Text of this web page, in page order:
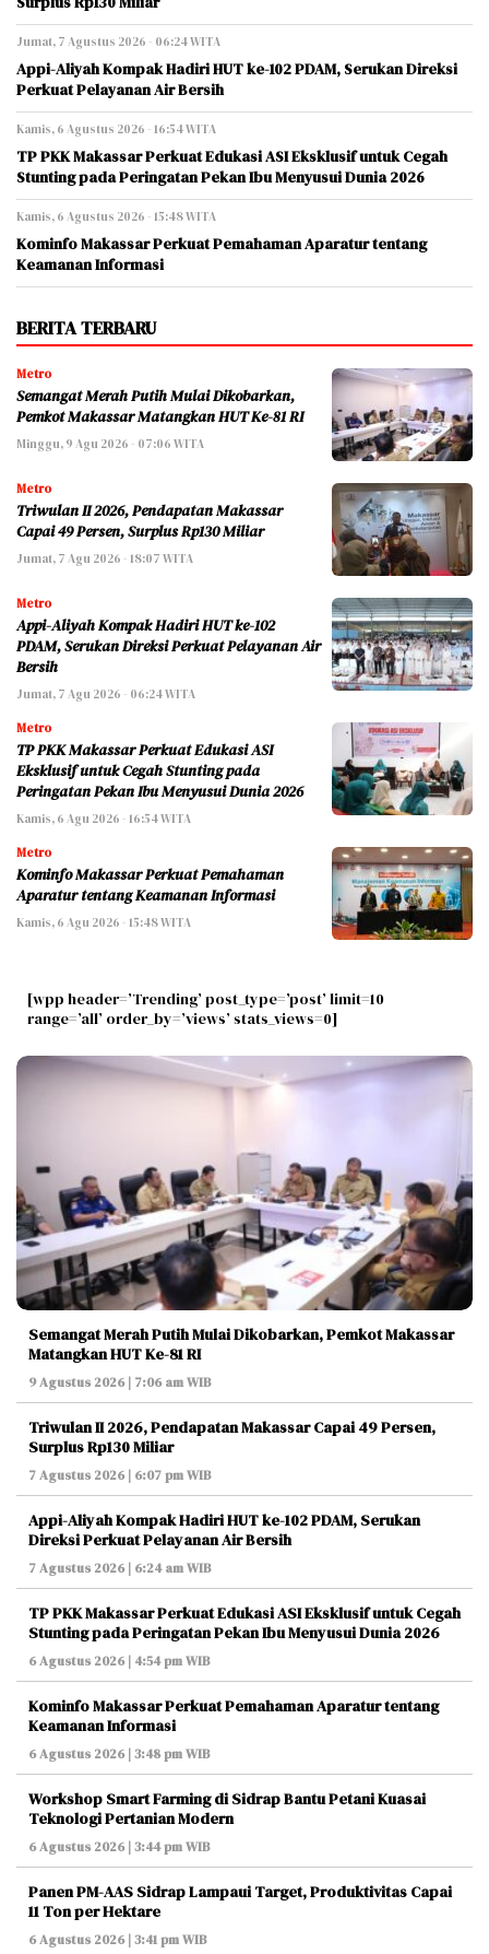
Jumat, 7 Agustus 2026 - 06:24 WITA
Appi-Aliyah Kompak Hadiri HUT ke-102 PDAM, Serukan Direksi
Perkuat Pelayanan Air Bersih
Kamis, 6 Agustus 2026 - 16:54 WITA
TP PKK Makassar Perkuat Edukasi ASI Eksklusif untuk Cegah
Stunting pada Peringatan Pekan Ibu Menyusui Dunia 2026
Kamis, 6 Agustus 2026 - 15:48 WITA
Kominfo Makassar Perkuat Pemahaman Aparatur tentang
Keamanan Informasi
BERITA TERBARU
Metro
Semangat Merah Putih Mulai Dikobarkan,
Pemkot Makassar Matangkan HUT Ke-81 RI
Minggu, 9 Agu 2026 - 07:06 WITA
Metro
Triwulan II 2026, Pendapatan Makassar
Capai 49 Persen, Surplus Rp130 Miliar
Jumat, 7 Agu 2026 - 18:07 WITA
Metro
Appi-Aliyah Kompak Hadiri HUT ke-102
PDAM, Serukan Direksi Perkuat Pelayanan Air
Bersih
Jumat, 7 Agu 2026 - 06:24 WITA
Metro
TP PKK Makassar Perkuat Edukasi ASI
Eksklusif untuk Cegah Stunting pada
Peringatan Pekan Ibu Menyusui Dunia 2026
Kamis, 6 Agu 2026 - 16:54 WITA
Metro
Kominfo Makassar Perkuat Pemahaman
Aparatur tentang Keamanan Informasi
Kamis, 6 Agu 2026 - 15:48 WITA
[wpp header=’Trending’ post_type=’post’ limit=10
range=’all’ order_by=’views’ stats_views=0]
Semangat Merah Putih Mulai Dikobarkan, Pemkot Makassar
Matangkan HUT Ke-81 RI
9 Agustus 2026 | 7:06 am WIB
Triwulan II 2026, Pendapatan Makassar Capai 49 Persen,
Surplus Rp130 Miliar
7 Agustus 2026 | 6:07 pm WIB
Appi-Aliyah Kompak Hadiri HUT ke-102 PDAM, Serukan
Direksi Perkuat Pelayanan Air Bersih
7 Agustus 2026 | 6:24 am WIB
TP PKK Makassar Perkuat Edukasi ASI Eksklusif untuk Cegah
Stunting pada Peringatan Pekan Ibu Menyusui Dunia 2026
6 Agustus 2026 | 4:54 pm WIB
Kominfo Makassar Perkuat Pemahaman Aparatur tentang
Keamanan Informasi
6 Agustus 2026 | 3:48 pm WIB
Workshop Smart Farming di Sidrap Bantu Petani Kuasai
Teknologi Pertanian Modern
6 Agustus 2026 | 3:44 pm WIB
Panen PM-AAS Sidrap Lampaui Target, Produktivitas Capai
11 Ton per Hektare
6 Agustus 2026 | 3:41 pm WIB